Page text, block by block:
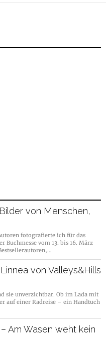
von Menschen,
fotografierte ich für das
Buchmesse vom 13. bis 16. März
von Valleys&Hills
sie unverzichtbar. Ob im Lada mit
auf einer Radreise – ein Handtuch
Am Wasen weht kein